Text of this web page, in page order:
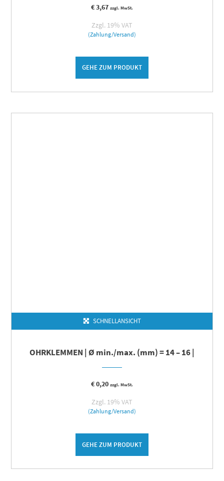
€3,67 zzgl. MwSt.
Zzgl. 19% VAT
(Zahlung/Versand)
GEHE ZUM PRODUKT
SCHNELLANSICHT
OHRKLEMMEN | Ø min./max. (mm) = 14 – 16 |
€0,20 zzgl. MwSt.
Zzgl. 19% VAT
(Zahlung/Versand)
GEHE ZUM PRODUKT